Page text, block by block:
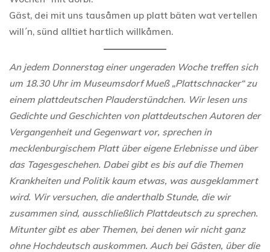
Gäst, dei mit uns tausåmen up platt bäten wat vertellen
will´n, sünd alltiet hartlich willkåmen.
An jedem Donnerstag einer ungeraden Woche treffen sich
um 18.30 Uhr im Museumsdorf Mueß „Plattschnacker“ zu
einem plattdeutschen Plauderstündchen. Wir lesen uns
Gedichte und Geschichten von plattdeutschen Autoren der
Vergangenheit und Gegenwart vor, sprechen in
mecklenburgischem Platt über eigene Erlebnisse und über
das Tagesgeschehen. Dabei gibt es bis auf die Themen
Krankheiten und Politik kaum etwas, was ausgeklammert
wird. Wir versuchen, die anderthalb Stunde, die wir
zusammen sind, ausschließlich Plattdeutsch zu sprechen.
Mitunter gibt es aber Themen, bei denen wir nicht ganz
ohne Hochdeutsch auskommen. Auch bei Gästen, über die